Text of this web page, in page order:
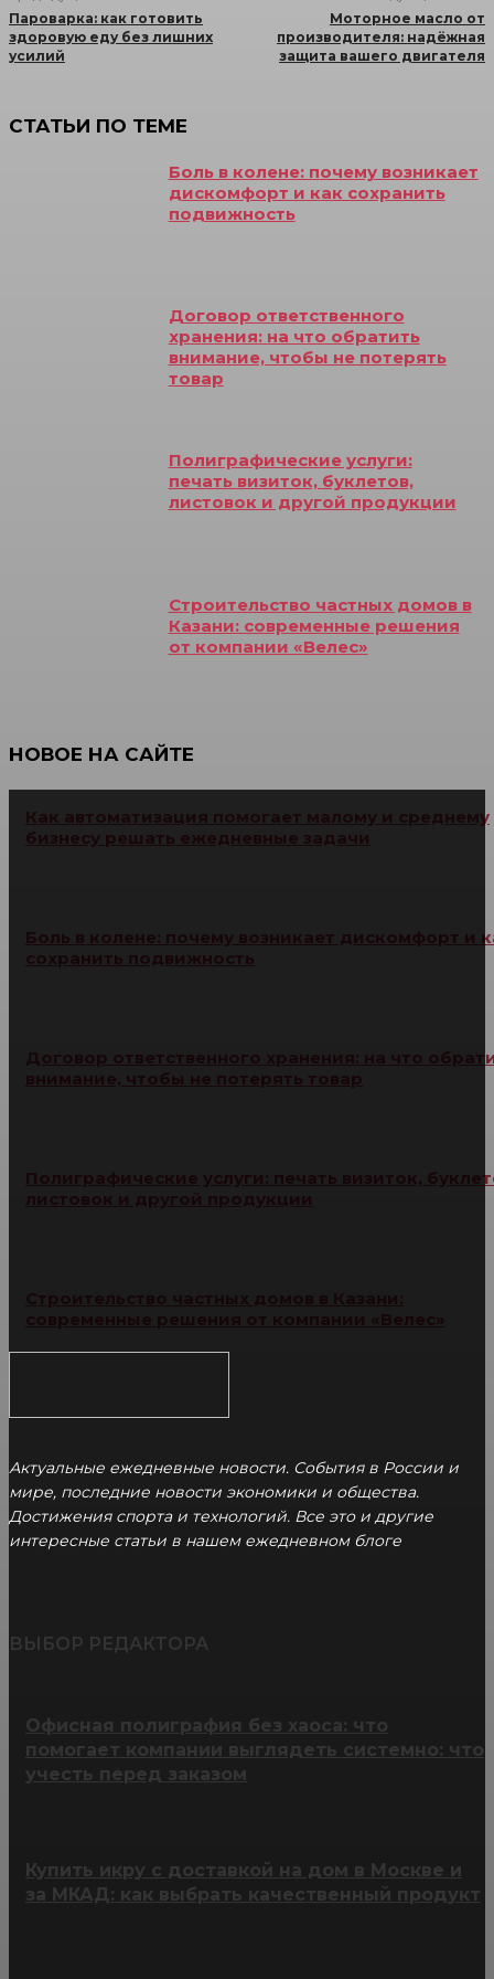
Пароварка: как готовить
здоровую еду без лишних
усилий
Моторное масло от
производителя: надёжная
защита вашего двигателя
СТАТЬИ ПО ТЕМЕ
Боль в колене: почему возникает
дискомфорт и как сохранить
подвижность
Договор ответственного
хранения: на что обратить
внимание, чтобы не потерять
товар
Полиграфические услуги:
печать визиток, буклетов,
листовок и другой продукции
Строительство частных домов в
Казани: современные решения
от компании «Велес»
НОВОЕ НА САЙТЕ
Как автоматизация помогает малому и среднему
бизнесу решать ежедневные задачи
Боль в колене: почему возникает дискомфорт и
сохранить подвижность
Договор ответственного хранения: на что
Полиграфические услуги: печать визиток,
Актуальные ежедневные новости. События в России и
мире, последние новости экономики и общества.
Достижения спорта и технологий. Все это и другие
интересные статьи в нашем ежедневном блоге
ВЫБОР РЕДАКТОРА
Офисная полиграфия без хаоса: что
помогает компании выглядеть системно: что
учесть перед заказом
Купить икру с доставкой на дом в Москве и
за МКАД: как выбрать качественный продукт